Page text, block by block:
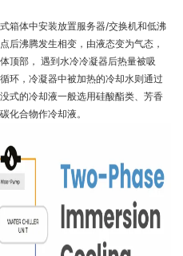
箱体中安装放置服务器/交换机和低沸
后沸腾发生相变，由液态变为气态，
顶部， 遇到水冷冷凝器后热量被吸
环，冷凝器中被加热的冷却水则通过
式的冷却液一般选用硅酸酯类、芳香
化合物作冷却液。